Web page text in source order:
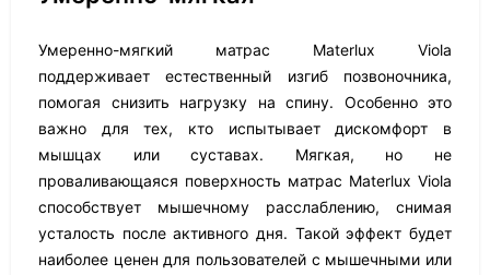
Умеренно-мягкий матрас Materlux Viola
поддерживает естественный изгиб позвоночника,
помогая снизить нагрузку на спину. Особенно это
важно для тех, кто испытывает дискомфорт в
мышцах или суставах. Мягкая, но не
проваливающаяся поверхность матрас Materlux Viola
способствует мышечному расслаблению, снимая
усталость после активного дня. Такой эффект будет
наиболее ценен для пользователей с мышечными или